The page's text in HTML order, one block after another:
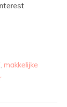
, makkelijke